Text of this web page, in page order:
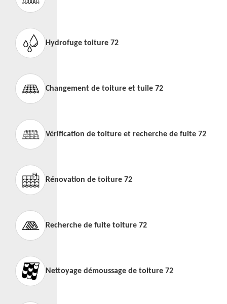
Hydrofuge toiture 72
Changement de toiture et tuile 72
Vérification de toiture et recherche de fuite 72
Rénovation de toiture 72
Recherche de fuite toiture 72
Nettoyage démoussage de toiture 72